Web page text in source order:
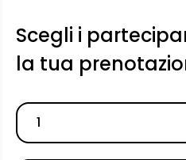
Scegli i
la tua
1